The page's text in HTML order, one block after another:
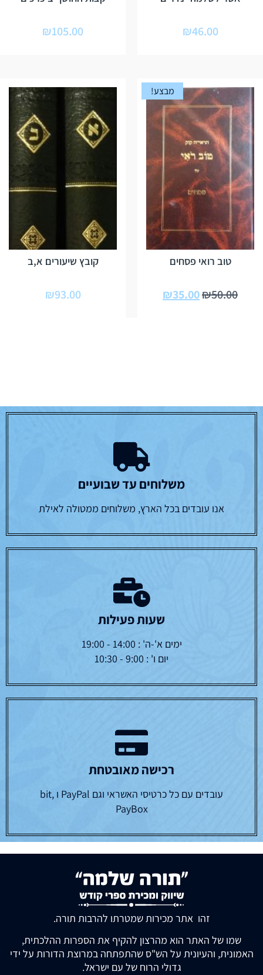
₪46.00
₪105.00
מבצע!
טוב רואי פסחים
₪50.00
₪35.00
קובץ שיעורים א,ב
₪93.00
משלוחים עד שבועיים
אנו עובדים בכל הארץ, משלוחים ממטולה לאילת
שעות פעילות
ימים א'-ה' : 14:00 - 19:00
יום ו' : 9:00 - 10:30
רכישה מאובטחת
עובדים עם כל כרטיסי האשראי וגם PayPal ו bit,
PayBox
זהו אתר מכירות שמטרתו להרבות תורה.
שמו של האתר הוא מהרצון להקיף את הספרות ההלכתית,
האמונית, והעיונית על הש"ס שהתפתחה במרוצת הדורות על ידי
גדולי הרוח של עם ישראל.